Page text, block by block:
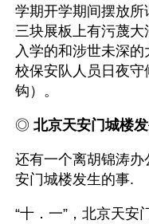
学期开学期间摆放所
三块展板上有污蔑
入学的和涉世未深
校保安队人员日夜
钩）。
◎ 北京天安门城楼
还有一个离胡锦涛
安门城楼发生的事.
“十．一”，北京天安